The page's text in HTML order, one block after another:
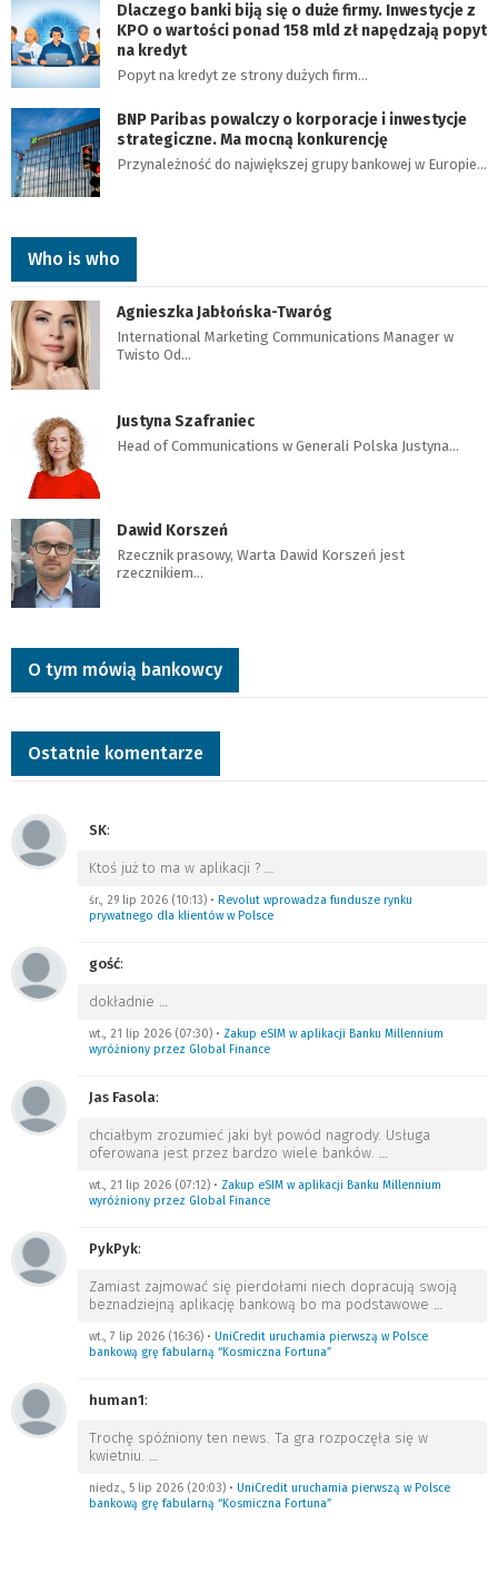
Dlaczego banki biją się o duże firmy. Inwestycje z
KPO o wartości ponad 158 mld zł napędzają popyt
na kredyt
Popyt na kredyt ze strony dużych firm…
BNP Paribas powalczy o korporacje i inwestycje
strategiczne. Ma mocną konkurencję
Przynależność do największej grupy bankowej w Europie…
Who is who
Agnieszka Jabłońska-Twaróg
International Marketing Communications Manager w
Twisto Od…
Justyna Szafraniec
Head of Communications w Generali Polska Justyna…
Dawid Korszeń
Rzecznik prasowy, Warta Dawid Korszeń jest
rzecznikiem…
O tym mówią bankowcy
Ostatnie komentarze
SK:
Ktoś już to ma w aplikacji ? …
śr., 29 lip 2026 (10:13) • Revolut wprowadza fundusze rynku
prywatnego dla klientów w Polsce
gość:
dokładnie …
wt., 21 lip 2026 (07:30) • Zakup eSIM w aplikacji Banku Millennium
wyróżniony przez Global Finance
Jas Fasola:
chciałbym zrozumieć jaki był powód nagrody. Usługa
oferowana jest przez bardzo wiele banków. …
wt., 21 lip 2026 (07:12) • Zakup eSIM w aplikacji Banku Millennium
wyróżniony przez Global Finance
PykPyk:
Zamiast zajmować się pierdołami niech dopracują swoją
beznadziejną aplikację bankową bo ma podstawowe …
wt., 7 lip 2026 (16:36) • UniCredit uruchamia pierwszą w Polsce
bankową grę fabularną “Kosmiczna Fortuna”
human1:
Trochę spóźniony ten news. Ta gra rozpoczęła się w
kwietniu. …
niedz., 5 lip 2026 (20:03) • UniCredit uruchamia pierwszą w Polsce
bankową grę fabularną “Kosmiczna Fortuna”